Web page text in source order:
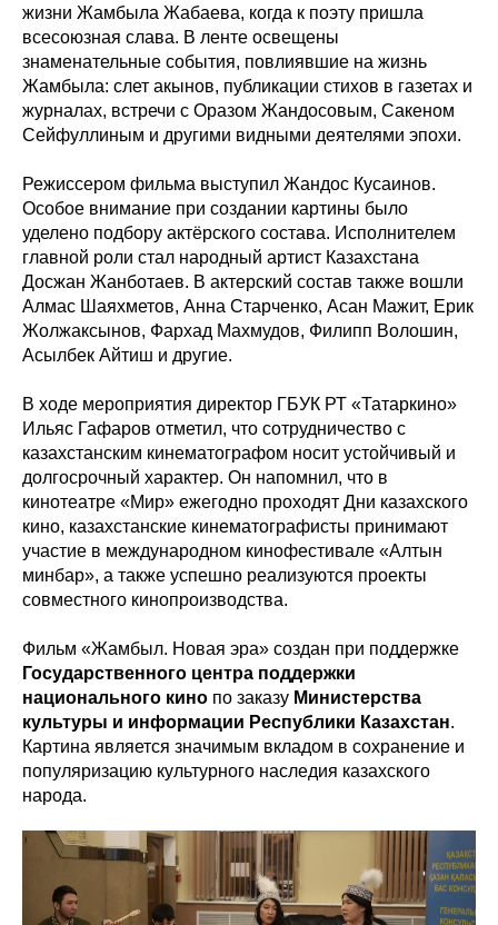
жизни Жамбыла Жабаева, когда к поэту пришла
всесоюзная слава. В ленте освещены
знаменательные события, повлиявшие на жизнь
Жамбыла: слет акынов, публикации стихов в газетах и
журналах, встречи с Оразом Жандосовым, Сакеном
Сейфуллиным и другими видными деятелями эпохи.
Режиссером фильма выступил Жандос Кусаинов.
Особое внимание при создании картины было
уделено подбору актёрского состава. Исполнителем
главной роли стал народный артист Казахстана
Досжан Жанботаев. В актерский состав также вошли
Алмас Шаяхметов, Анна Старченко, Асан Мажит, Ерик
Жолжаксынов, Фархад Махмудов, Филипп Волошин,
Асылбек Айтиш и другие.
В ходе мероприятия директор ГБУК РТ «Татаркино»
Ильяс Гафаров отметил, что сотрудничество с
казахстанским кинематографом носит устойчивый и
долгосрочный характер. Он напомнил, что в
кинотеатре «Мир» ежегодно проходят Дни казахского
кино, казахстанские кинематографисты принимают
участие в международном кинофестивале «Алтын
минбар», а также успешно реализуются проекты
совместного кинопроизводства.
Фильм «Жамбыл. Новая эра» создан при поддержке
Государственного центра поддержки
национального кино по заказу Министерства
культуры и информации Республики Казахстан.
Картина является значимым вкладом в сохранение и
популяризацию культурного наследия казахского
народа.